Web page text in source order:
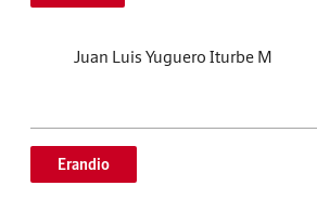
Juan Luis Yuguero Iturbe M
Erandio